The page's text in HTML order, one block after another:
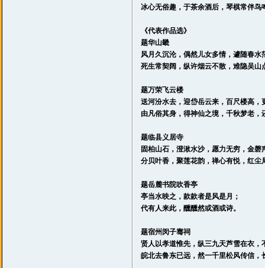
冰心无俗趣，于茶余酒后，琴棋常伴鸟
《代表作品选》
题华山畿
风月久沉沦，偶然儿女多情，遽随春水
死生常契阔，纵许烟云不散，难隐吴山
题万荣飞云楼
送河汾水去，迎岱岳云来，百尺楼高，
由凡俗其身，得神仙之境，千秋梦老，
题临县义居寺
固柏山石，澄湫水沙，愿力无穷，金磬
分贝叶香，聚莲花韵，禅心有悦，红尘
题岳麓书院吹香亭
亭当水映之，款款者是风是月；
代有人来此，醺醺然或酒或诗。
题宿州闵子骞祠
贤人以孝道惟先，纵三九天芦雪在衣，
皖北去鲁东已远，然一千里松风传信，